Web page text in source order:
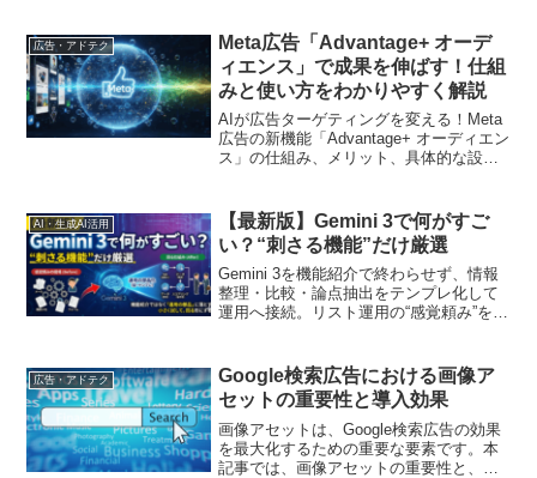
広告・アドテク
Meta広告「Advantage+ オーデ
ィエンス」で成果を伸ばす！仕組
みと使い方をわかりやすく解説
AIが広告ターゲティングを変える！Meta
広告の新機能「Advantage+ オーディエン
ス」の仕組み、メリット、具体的な設定
ケティング担当者は必見です
AI・生成AI活用
【最新版】Gemini 3で何がすご
い？“刺さる機能”だけ厳選
Gemini 3を機能紹介で終わらせず、情報
整理・比較・論点抽出をテンプレ化して
運用へ接続。リスト運用の“感覚頼み”を減
広告・アドテク
Google検索広告における画像ア
セットの重要性と導入効果
画像アセットは、Google検索広告の効果
を最大化するための重要な要素です。本
記事では、画像アセットの重要性と、そ